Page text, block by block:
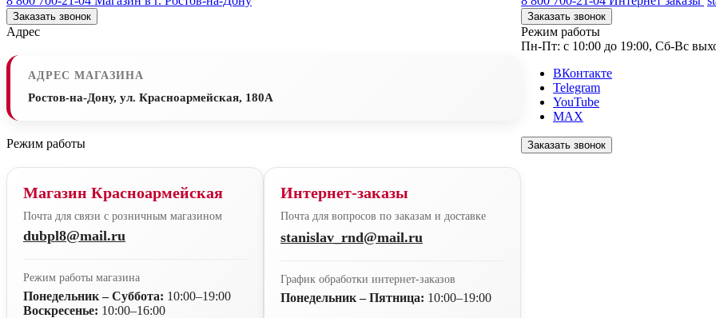
Заказать звонок
Адрес
АДРЕС МАГАЗИНА
Ростов-на-Дону, ул. Красноармейская, 180А
Режим работы
Магазин Красноармейская
Почта для связи с розничным магазином
dubpl8@mail.ru
Режим работы магазина
Понедельник – Суббота: 10:00–19:00
Воскресенье: 10:00–16:00
Интернет-заказы
Почта для вопросов по заказам и доставке
stanislav_rnd@mail.ru
График обработки интернет-заказов
Понедельник – Пятница: 10:00–19:00
Заказать звонок
Режим работы
Пн-Пт: с 10:00 до 19:00, Сб-Вс
ВКонтакте
Telegram
YouTube
MAX
Заказать звонок